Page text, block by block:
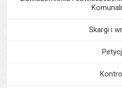
Skargi i